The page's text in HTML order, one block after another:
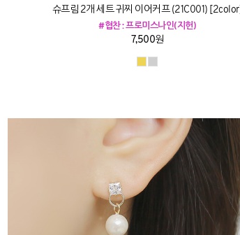
슈프림 2개 세트 귀찌 이어커프 (21C001) [2color]
#협찬 : 프로미스나인(지헌)
7,500원